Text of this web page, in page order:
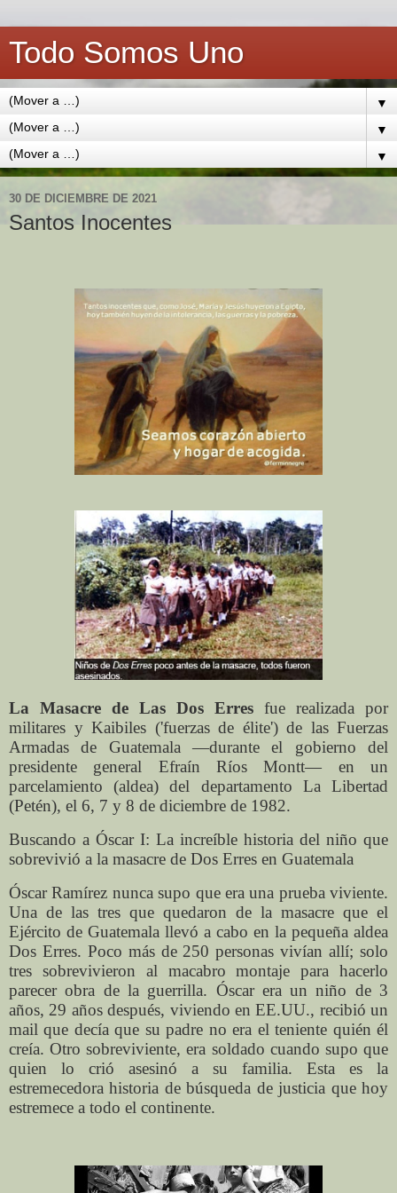
Todo Somos Uno
▼
▼
▼
30 DE DICIEMBRE DE 2021
Santos Inocentes
La Masacre de Las Dos Erres fue realizada por
militares y Kaibiles ('fuerzas de élite') de las Fuerzas
Armadas de Guatemala​ ―durante el gobierno del
presidente general Efraín Ríos Montt― en un
parcelamiento (aldea) del departamento La Libertad
(Petén), el 6, 7 y 8 de diciembre de 1982.
Buscando a Óscar I: La increíble historia del niño que
sobrevivió a la masacre de Dos Erres en Guatemala
Óscar Ramírez nunca supo que era una prueba viviente.
Una de las tres que quedaron de la masacre que el
Ejército de Guatemala llevó a cabo en la pequeña aldea
Dos Erres. Poco más de 250 personas vivían allí; solo
tres sobrevivieron al macabro montaje para hacerlo
parecer obra de la guerrilla. Óscar era un niño de 3
años, 29 años después, viviendo en EE.UU., recibió un
mail que decía que su padre no era el teniente quién él
creía. Otro sobreviviente, era soldado cuando supo que
quien lo crió asesinó a su familia. Esta es la
estremecedora historia de búsqueda de justicia que hoy
estremece a todo el continente.